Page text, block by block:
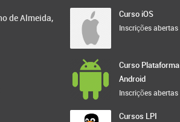
de Almeida,
Curso iOS
Inscrições abertas
Curso Plataforma
Android
Inscrições abertas
Cursos LPI